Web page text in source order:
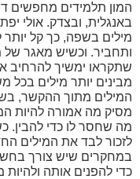
המון תלמידים מחפשים
באנגלית, ובצדק. אולי
מילים בשפה, כך קל יותר
ותחביר. וכשיש מאגר של
שתקראו ימשיך להרחיב
מבינים יותר מילים בכל
המילים מתוך ההקשר,
מסיק מה אמורה להיות
מה שחסר לו כדי להבין.
לזכור לבד את המילים
כדי להפנים אותה